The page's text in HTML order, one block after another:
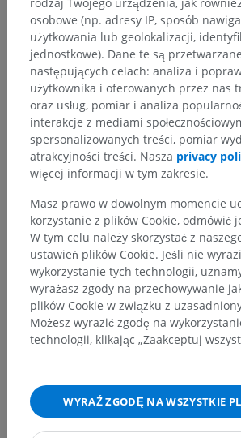
Neuroanatomia człowieka
Tłumaczenia
Zauważyłeś błąd?
Zachęcamy do przesyłania sugestii
tłumaczeń lub innych treści, które
lepszą jakość materiałów.
Zgłoś problem
POBIERZ APLIKACJĘ
osobowe (np. adresy IP, sposób
użytkowania lub geolokalizacji,
jednostkowe). Dane te są
następujących celach: analiza i
użytkownika i oferowanych przez nas
oraz usług, pomiar i analiza
interakcje z mediami
spersonalizowanych treści, pomiar
atrakcyjności treści. Nasza privacy
więcej informacji w tym zakresie.
Masz prawo w dowolnym momencie
korzystanie z plików Cookie, odmówić
W tym celu należy skorzystać z
ustawień plików Cookie. Jeśli nie
wykorzystanie tych technologii,
wyrażasz zgody na przechowywanie
plików Cookie w związku z
Możesz wyrazić zgodę na
technologii, klikając „Zaakceptuj
WYRAŹ ZGODĘ NA WSZYSTKIE